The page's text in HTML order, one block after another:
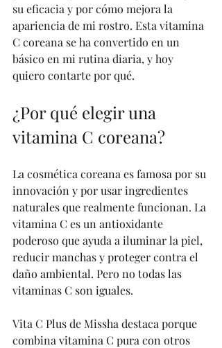
su eficacia y por cómo mejora la
apariencia de mi rostro. Esta vitamina
C coreana se ha convertido en un
básico en mi rutina diaria, y hoy
quiero contarte por qué.
¿Por qué elegir una
vitamina C coreana?
La cosmética coreana es famosa por su
innovación y por usar ingredientes
naturales que realmente funcionan. La
vitamina C es un antioxidante
poderoso que ayuda a iluminar la piel,
reducir manchas y proteger contra el
daño ambiental. Pero no todas las
vitaminas C son iguales.
Vita C Plus de Missha destaca porque
combina vitamina C pura con otros